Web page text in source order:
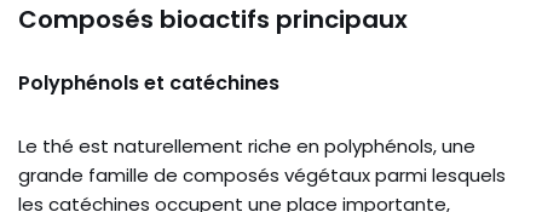
Composés bioactifs principaux
Polyphénols et catéchines
Le thé est naturellement riche en polyphénols, une
grande famille de composés végétaux parmi lesquels
les catéchines occupent une place importante,